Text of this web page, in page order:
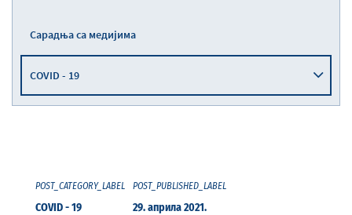
Сарадња са медијима
COVID - 19
POST_CATEGORY_LABEL
COVID - 19
POST_PUBLISHED_LABEL
29. априла 2021.